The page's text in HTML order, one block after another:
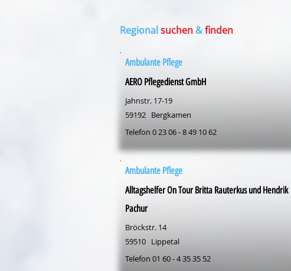
Regional suchen &finden
Ambulante Pflege
AERO Pflegedienst GmbH
Jahnstr. 17-19
59192 Bergkamen
Telefon 0 23 06 - 8 49 10 62
Ambulante Pflege
Alltagshelfer On Tour Britta Rauterkus und Hendrik
Pachur
Bröckstr. 14
59510 Lippetal
Telefon 01 60 - 4 35 35 52